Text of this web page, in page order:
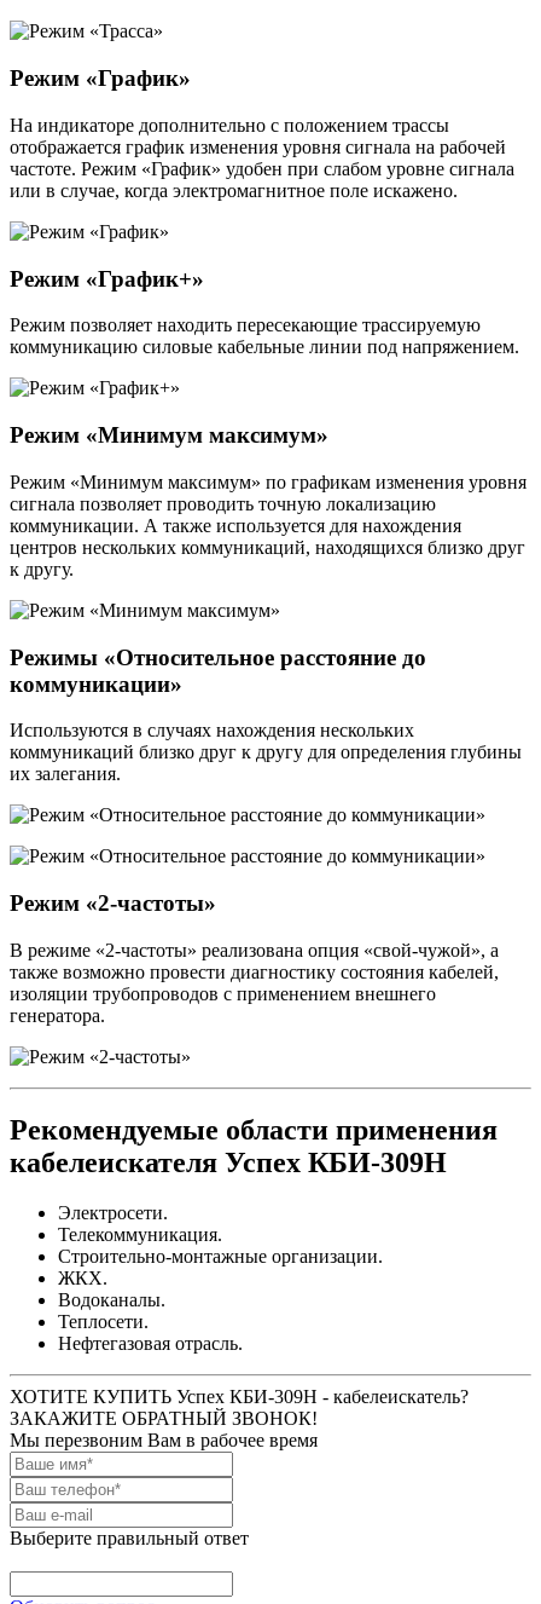
Режим «График»
На индикаторе дополнительно с положением трассы
отображается график изменения уровня сигнала на рабочей
частоте. Режим «График» удобен при слабом уровне сигнала
или в случае, когда электромагнитное поле искажено.
Режим «График+»
Режим позволяет находить пересекающие трассируемую
коммуникацию силовые кабельные линии под напряжением.
Режим «Минимум максимум»
Режим «Минимум максимум» по графикам изменения уровня
сигнала позволяет проводить точную локализацию
коммуникации. А также используется для нахождения
центров нескольких коммуникаций, находящихся близко друг
к другу.
Режимы «Относительное расстояние до
коммуникации»
Используются в случаях нахождения нескольких
коммуникаций близко друг к другу для определения глубины
их залегания.
Режим «2-частоты»
В режиме «2-частоты» реализована опция «свой-чужой», а
также возможно провести диагностику состояния кабелей,
изоляции трубопроводов с применением внешнего
генератора.
Рекомендуемые области применения
кабелеискателя Успех КБИ-309Н
Электросети.
Телекоммуникация.
Строительно-монтажные организации.
ЖКХ.
Водоканалы.
Теплосети.
Нефтегазовая отрасль.
ХОТИТЕ КУПИТЬ Успех КБИ-309Н - кабелеискатель?
ЗАКАЖИТЕ ОБРАТНЫЙ ЗВОНОК!
Мы перезвоним Вам в рабочее время
Выберите правильный ответ